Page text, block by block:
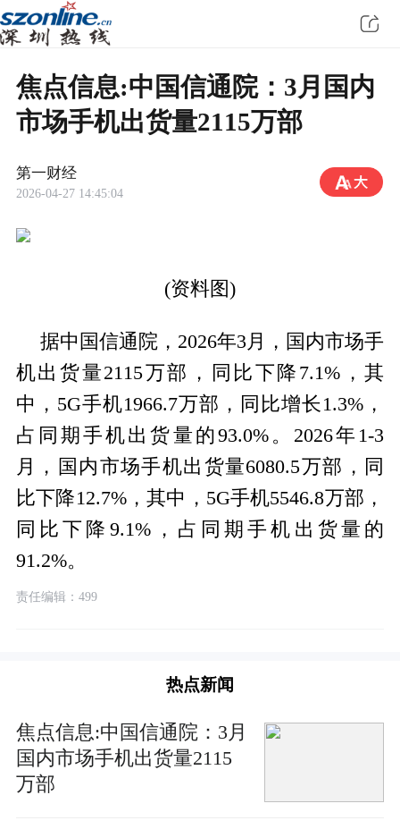
焦点信息:中国信通院：3月国内
市场手机出货量2115万部
第一财经
2026-04-27 14:45:04
(资料图)
据中国信通院，2026年3月，国内市场手
机出货量2115万部，同比下降7.1%，其
中，5G手机1966.7万部，同比增长1.3%，
占同期手机出货量的93.0%。2026年1-3
月，国内市场手机出货量6080.5万部，同
比下降12.7%，其中，5G手机5546.8万部，
同比下降9.1%，占同期手机出货量的
91.2%。
责任编辑：499
热点新闻
焦点信息:中国信通院：3月
国内市场手机出货量2115
万部